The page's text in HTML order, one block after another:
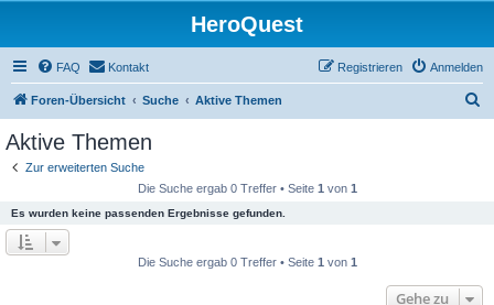
HeroQuest
FAQ Kontakt Anmelden
Registrieren
Foren-Übersicht Suche Aktive Themen
Aktive Themen
Zur erweiterten Suche
Die Suche ergab 0 Treffer • Seite 1 von 1
Es wurden keine passenden Ergebnisse gefunden.
Die Suche ergab 0 Treffer • Seite 1 von 1
Gehe zu